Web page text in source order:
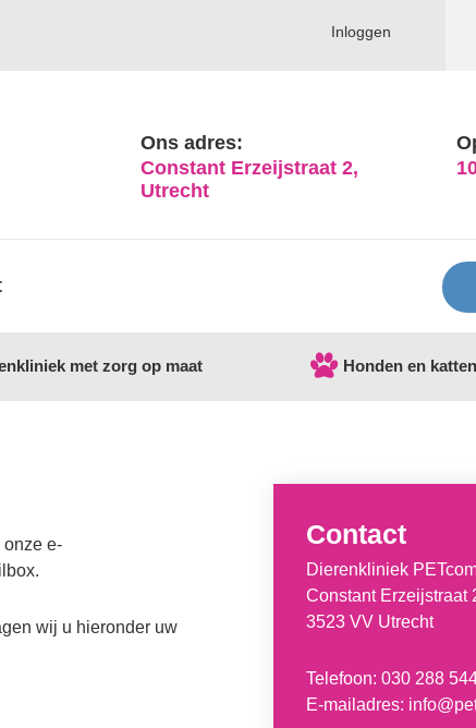
Inloggen
Ons adres:
Constant Erzeijstraat 2,
Utrecht
met zorg op maat Honden en
onze e-
wij u hieronder uw
Contact
Dierenkliniek
Constant Erzeijstraat
3523 VV Utrecht
Telefoon: 030 288
E-mailadres: